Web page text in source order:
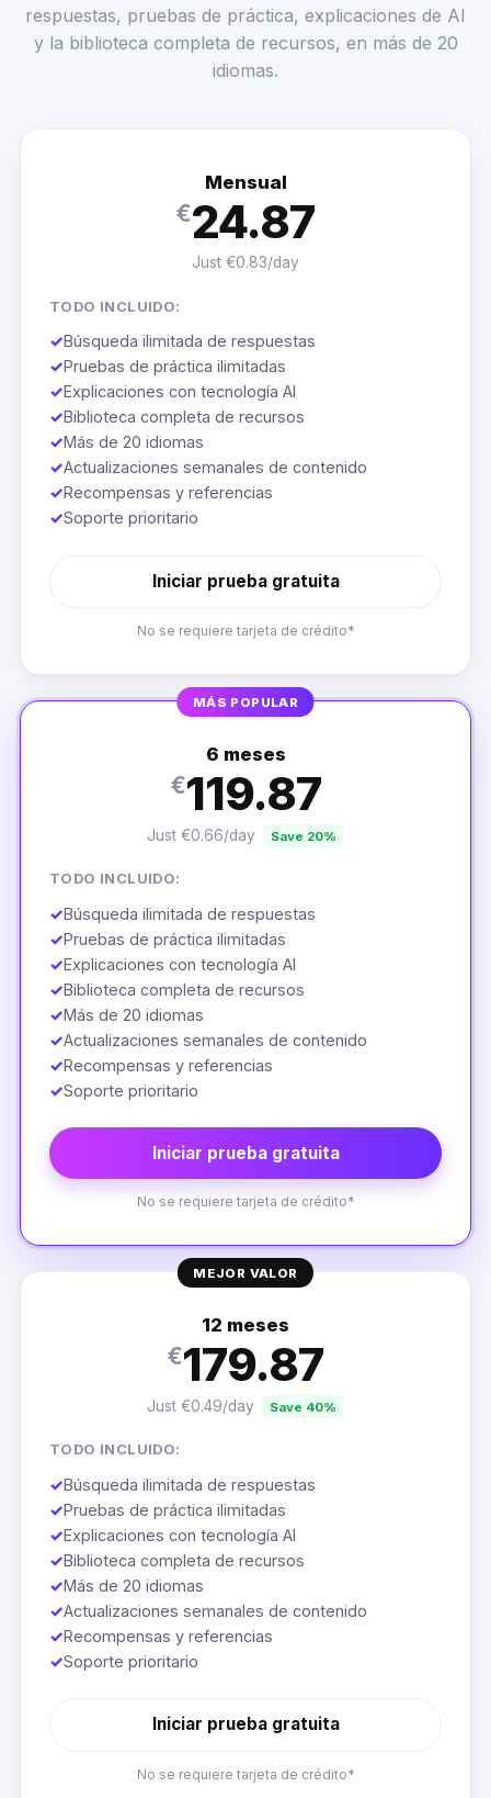
respuestas, pruebas de práctica, explicaciones de AI
y la biblioteca completa de recursos, en más de 20
idiomas.
Mensual
€24.87
Just €0.83/day
TODO INCLUIDO:
✓Búsqueda ilimitada de respuestas
✓Pruebas de práctica ilimitadas
✓Explicaciones con tecnología AI
✓Biblioteca completa de recursos
✓Más de 20 idiomas
✓Actualizaciones semanales de contenido
✓Recompensas y referencias
✓Soporte prioritario
Iniciar prueba gratuita
No se requiere tarjeta de crédito*
MÁS POPULAR
6 meses
€119.87
Just €0.66/day Save 20%
TODO INCLUIDO:
✓Búsqueda ilimitada de respuestas
✓Pruebas de práctica ilimitadas
✓Explicaciones con tecnología AI
✓Biblioteca completa de recursos
✓Más de 20 idiomas
✓Actualizaciones semanales de contenido
✓Recompensas y referencias
✓Soporte prioritario
Iniciar prueba gratuita
No se requiere tarjeta de crédito*
MEJOR VALOR
12 meses
€179.87
Just €0.49/day Save 40%
TODO INCLUIDO:
✓Búsqueda ilimitada de respuestas
✓Pruebas de práctica ilimitadas
✓Explicaciones con tecnología AI
✓Biblioteca completa de recursos
✓Más de 20 idiomas
✓Actualizaciones semanales de contenido
✓Recompensas y referencias
✓Soporte prioritario
Iniciar prueba gratuita
No se requiere tarjeta de crédito*